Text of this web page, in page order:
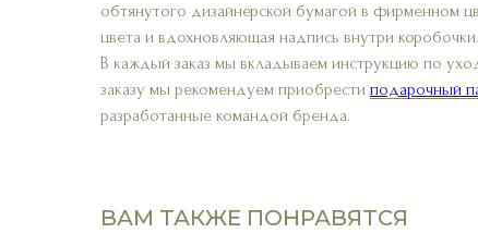
обтянутого дизайнерской бумагой в фирменном
цвета и вдохновляющая надпись внутри коробочки.
В каждый заказ мы вкладываем инструкцию по
заказу мы рекомендуем приобрести подарочный
разработанные командой бренда.
ВАМ ТАКЖЕ ПОНРАВЯТСЯ